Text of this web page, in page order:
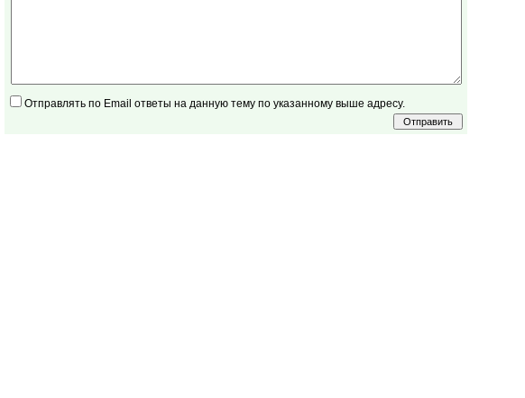
Отправлять по Email ответы на данную тему по указанному выше адресу.